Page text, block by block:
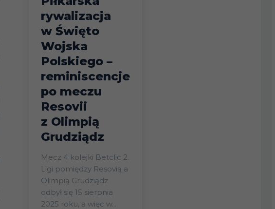
rywalizacja
w Święto
Wojska
Polskiego –
reminiscencje
po meczu
Resovii
z Olimpią
Grudziądz
Mecz 4 kolejki Betclic 2.
Ligi pomiędzy Resovią a
Olimpią Grudziądz
odbył się 15 sierpnia
2025 roku, a więc w...